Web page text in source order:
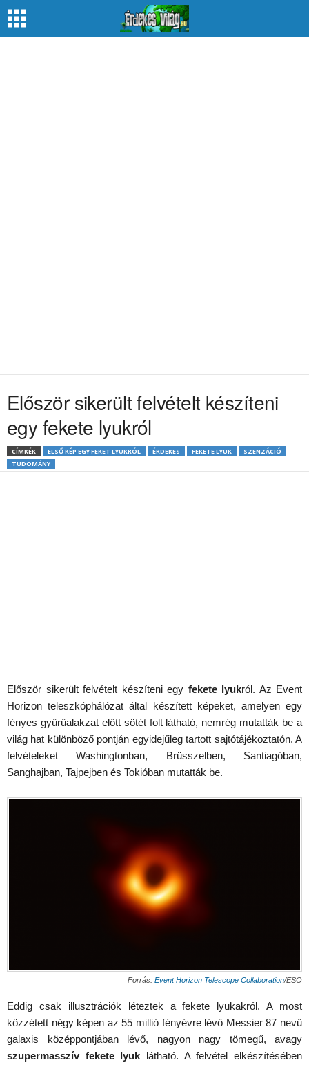
Először sikerült felvételt készíteni
egy fekete lyukról
CÍMKÉK ELSŐ KÉP EGY FEKET LYUKRÓL ÉRDEKES FEKETE LYUK
SZENZÁCIÓ
TUDOMÁNY
Először sikerült felvételt készíteni egy fekete lyukról. Az Event
Horizon teleszkóphálózat által készített képeket, amelyen egy
fényes gyűrűalakzat előtt sötét folt látható, nemrég mutatták be a
világ hat különböző pontján egyidejűleg tartott sajtótájékoztatón. A
felvételeket Washingtonban, Brüsszelben, Santiagóban,
Sanghajban, Tajpejben és Tokióban mutatták be.
Forrás: Event Horizon Telescope Collaboration/ESO
Eddig csak illusztrációk léteztek a fekete lyukakról. A most
közzétett négy képen az 55 millió fényévre lévő Messier 87 nevű
galaxis középpontjában lévő, nagyon nagy tömegű, avagy
szupermasszív fekete lyuk látható. A felvétel elkészítésében